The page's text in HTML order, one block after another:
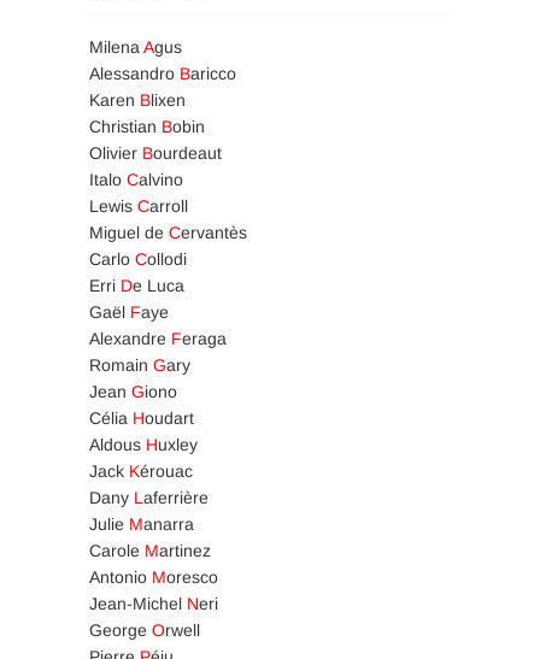
MilenaAgus
Alessandro Baricco
Karen Blixen
Christian Bobin
Olivier Bourdeaut
Italo Calvino
Lewis Carroll
Miguel de Cervantès
Carlo Collodi
Erri De Luca
Gaël Faye
Alexandre Feraga
Romain Gary
Jean Giono
Célia Houdart
Aldous Huxley
Jack Kérouac
Dany Laferrière
Julie Manarra
Carole Martinez
Antonio Moresco
Jean-Michel Neri
George Orwell